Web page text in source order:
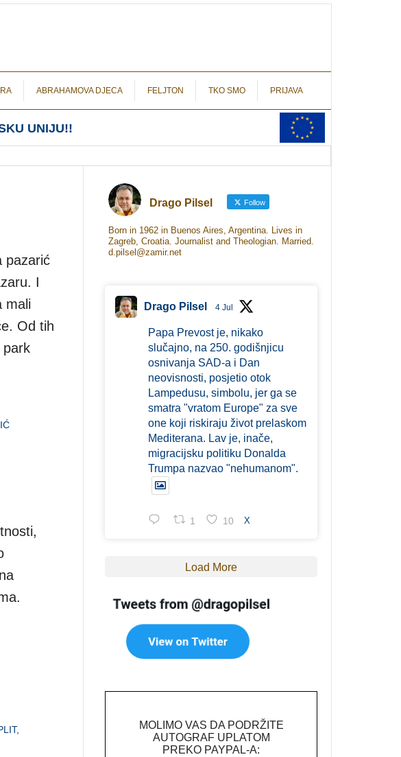
ABRAHAMOVA DJECA FELJTON TKO SMO PRIJAVA
UNIJU!!
pazarić
I
mali
Od tih
park
,
Drago Pilsel Follow
Born in 1962 in Buenos Aires, Argentina. Lives in
Zagreb, Croatia. Journalist and Theologian. Married.
d.pilsel@zamir.net
Drago Pilsel 4 Jul
Papa Prevost je, nikako
slučajno, na 250. godišnjicu
osnivanja SAD-a i Dan
neovisnosti, posjetio otok
Lampedusu, simbolu, jer ga se
smatra "vratom Europe" za sve
one koji riskiraju život prelaskom
Mediterana. Lav je, inače,
migracijsku politiku Donalda
Trumpa nazvao "nehumanom".
1 10 X
Load More
MOLIMO VAS DA PODRŽITE
AUTOGRAF UPLATOM
PREKO PAYPAL-A: